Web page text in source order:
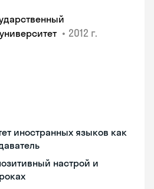
• 2012 г.
иностранных языков как
настрой и